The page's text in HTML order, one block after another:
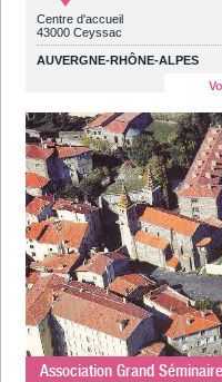
Centre d'accueil
43000 Ceyssac
AUVERGNE-RHÔNE-ALPES
Association Grand